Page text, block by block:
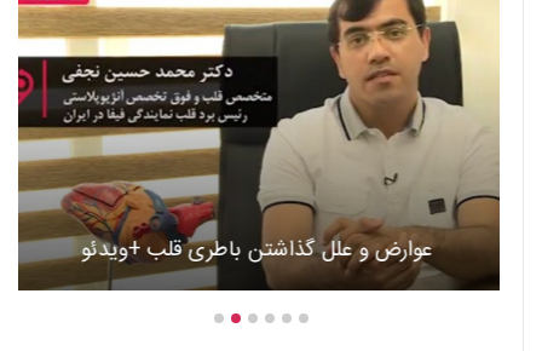
عوارض و علل گذاشتن باطری قلب +ویدئو